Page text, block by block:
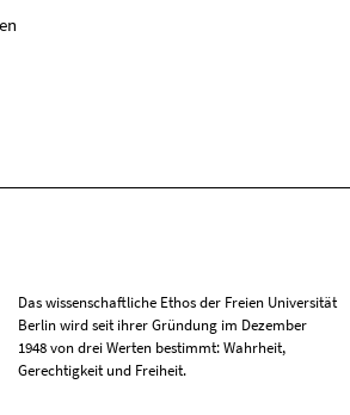
Das wissenschaftliche Ethos der Freien Universität
Berlin wird seit ihrer Gründung im Dezember
1948 von drei Werten bestimmt: Wahrheit,
Gerechtigkeit und Freiheit.